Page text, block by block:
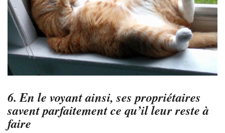
6. En le voyant ainsi, ses propriétaires
savent parfaitement ce qu’il leur reste à
faire